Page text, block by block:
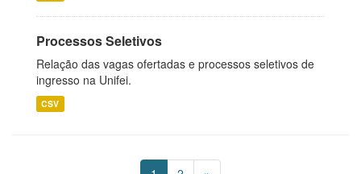
Processos Seletivos
Relação das vagas ofertadas e processos seletivos de
ingresso na Unifei.
CSV